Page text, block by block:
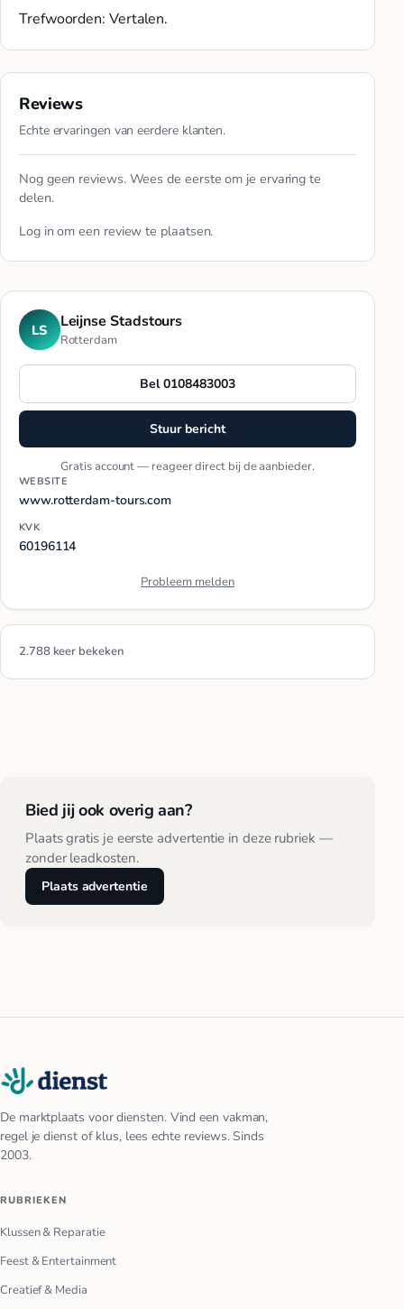
Trefwoorden: Vertalen.
Reviews
Echte ervaringen van eerdere klanten.
Nog geen reviews. Wees de eerste om je ervaring te
delen.
Log in om een review te plaatsen.
LS Leijnse Stadstours
Rotterdam
Bel 0108483003
Stuur bericht
Gratis account — reageer direct bij de aanbieder.
WEBSITE
www.rotterdam-tours.com
KVK
60196114
Probleem melden
2.788 keer bekeken
Bied jij ook overig aan?
Plaats gratis je eerste advertentie in deze rubriek —
zonder leadkosten.
Plaats advertentie
De marktplaats voor diensten. Vind een vakman,
regel je dienst of klus, lees echte reviews. Sinds
2003.
RUBRIEKEN
Klussen & Reparatie
Feest & Entertainment
Creatief & Media